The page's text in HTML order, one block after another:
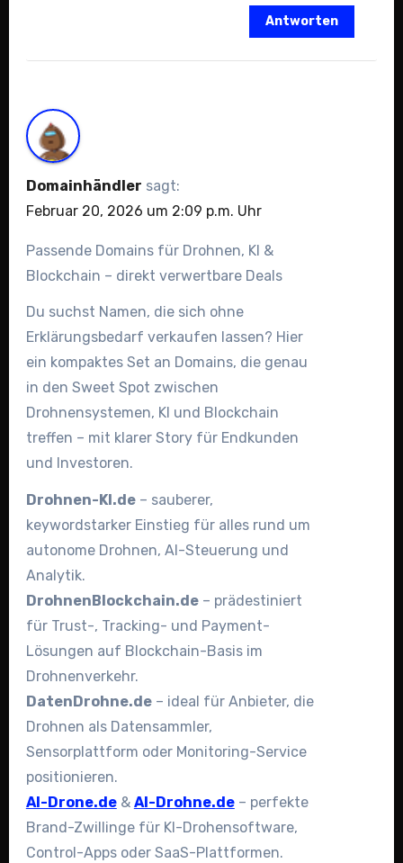
Antworten
Domainhändler sagt:
Februar 20, 2026 um 2:09 p.m. Uhr
Passende Domains für Drohnen, KI &
Blockchain – direkt verwertbare Deals
Du suchst Namen, die sich ohne
Erklärungsbedarf verkaufen lassen? Hier
ein kompaktes Set an Domains, die genau
in den Sweet Spot zwischen
Drohnensystemen, KI und Blockchain
treffen – mit klarer Story für Endkunden
und Investoren.
Drohnen-KI.de– sauberer,
keywordstarker Einstieg für alles rund um
autonome Drohnen, AI-Steuerung und
Analytik.
DrohnenBlockchain.de– prädestiniert
für Trust-, Tracking- und Payment-
Lösungen auf Blockchain-Basis im
Drohnenverkehr.
DatenDrohne.de– ideal für Anbieter, die
Drohnen als Datensammler,
Sensorplattform oder Monitoring-Service
positionieren.
AI-Drone.de& AI-Drohne.de– perfekte
Brand-Zwillinge für KI-Drohensoftware,
Control-Apps oder SaaS-Plattformen.